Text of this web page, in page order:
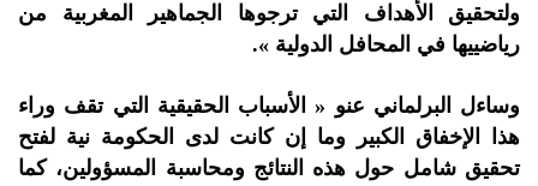
ولتحقيق الأهداف التي ترجوها الجماهير المغربية من
رياضييها في المحافل الدولية ».
وساءل البرلماني عنو « الأسباب الحقيقية التي تقف وراء
هذا الإخفاق الكبير وما إن كانت لدى الحكومة نية لفتح
تحقيق شامل حول هذه النتائج ومحاسبة المسؤولين، كما